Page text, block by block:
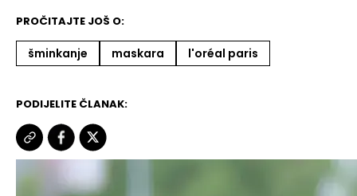
PROČITAJTE JOŠ O:
šminkanje maskara l'oréal paris
PODIJELITE ČLANAK: